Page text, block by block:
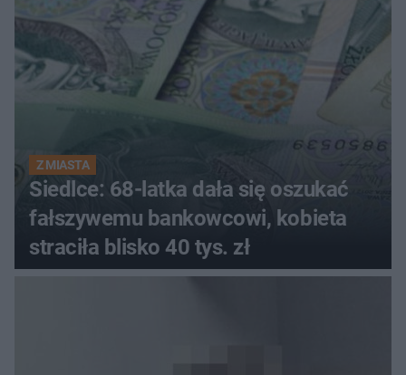
Z MIASTA
Siedlce: 68-latka dała się oszukać
fałszywemu bankowcowi, kobieta
straciła blisko 40 tys. zł